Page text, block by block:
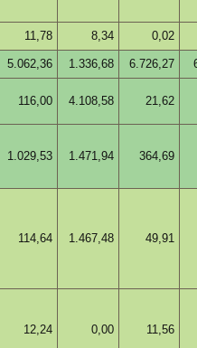
11,78 8,34 0,02
5.062,36 1.336,68 6.726,27
116,00 4.108,58 21,62
1.029,53 1.471,94 364,69
114,64 1.467,48 49,91
12,24 0,00 11,56